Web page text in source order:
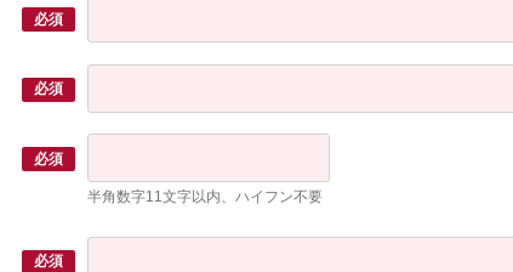
必須
必須
必須
半角数字11文字以内、ハイフン不要
必須